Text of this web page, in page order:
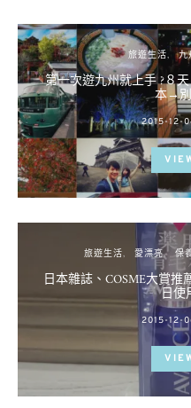
旅遊生活 九
第一次遊九州就上手 ?８
本→
POSTED
2015-12-
旅遊生活 愛漂亮 保
日本雜誌、COSME大賞
日
POSTED
ON
2015-12-